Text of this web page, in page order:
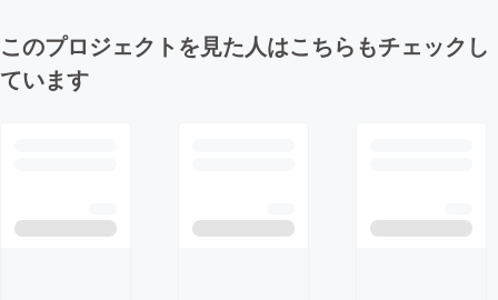
このプロジェクトを見た人はこちらもチェックし
ています